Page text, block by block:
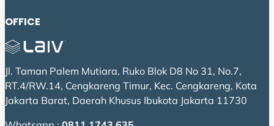
OFFICE
Jl. Taman Palem Mutiara, Ruko Blok D8 No 31, No.7,
RT.4/RW.14, Cengkareng Timur, Kec. Cengkareng, Kota
Jakarta Barat, Daerah Khusus Ibukota Jakarta 11730